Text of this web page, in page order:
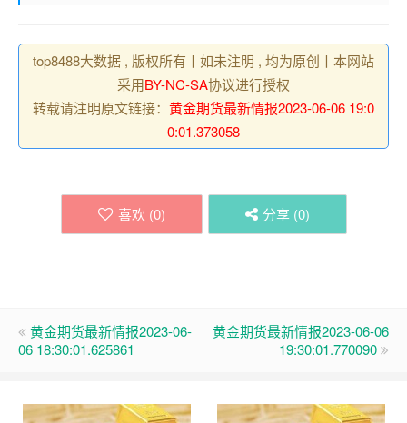
top8488大数据 , 版权所有丨如未注明 , 均为原创丨本网站
采用BY-NC-SA协议进行授权
转载请注明原文链接： 黄金期货最新情报2023-06-06 19:0
0:01.373058
喜欢 (0) 分享 (0)
黄金期货最新情报2023-06-
06 18:30:01.625861
黄金期货最新情报2023-06-06
19:30:01.770090